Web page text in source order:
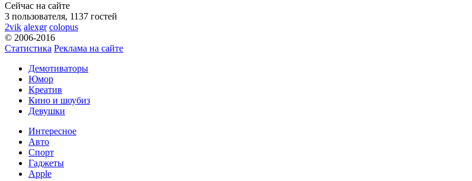
Сейчас на сайте
3 пользователя, 1137 гостей
2vik alexgr colopus
© 2006-2016
Статистика Реклама на сайте
Демотиваторы
Юмор
Креатив
Кино и шоубиз
Девушки
Интересное
Авто
Спорт
Гаджеты
Apple